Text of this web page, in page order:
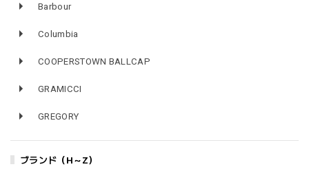
Barbour
Columbia
COOPERSTOWN BALLCAP
GRAMICCI
GREGORY
ブランド（H～Z）